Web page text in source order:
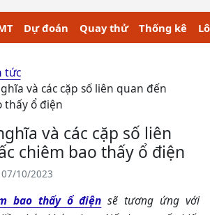
Dự đoán Quay thử Thống kê
tức
và các cặp số liên quan đến
thấy ổ điện
và các cặp số liên
chiêm bao thấy ổ điện
10/2023
bao thấy ổ điện sẽ tương ứng với